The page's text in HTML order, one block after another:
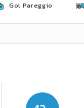
Gol Pareggio